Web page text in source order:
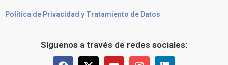
Política de Privacidad y Tratamiento de Datos
Síguenos a través de redes sociales: